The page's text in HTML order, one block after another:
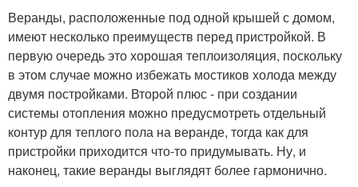
Веранды, расположенные под одной крышей с домом,
имеют несколько преимуществ перед пристройкой. В
первую очередь это хорошая теплоизоляция, поскольку
в этом случае можно избежать мостиков холода между
двумя постройками. Второй плюс - при создании
системы отопления можно предусмотреть отдельный
контур для теплого пола на веранде, тогда как для
пристройки приходится что-то придумывать. Ну, и
наконец, такие веранды выглядят более гармонично.